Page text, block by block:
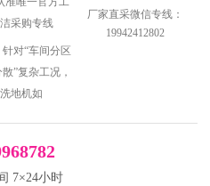
采购专线
对“车间分区
”复杂工况，
地机如
厂家直采微信专线：
19942412802
7×24小时